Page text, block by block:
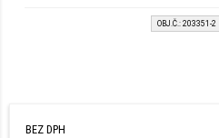
OBJ.Č.: 203351-2
BEZ DPH